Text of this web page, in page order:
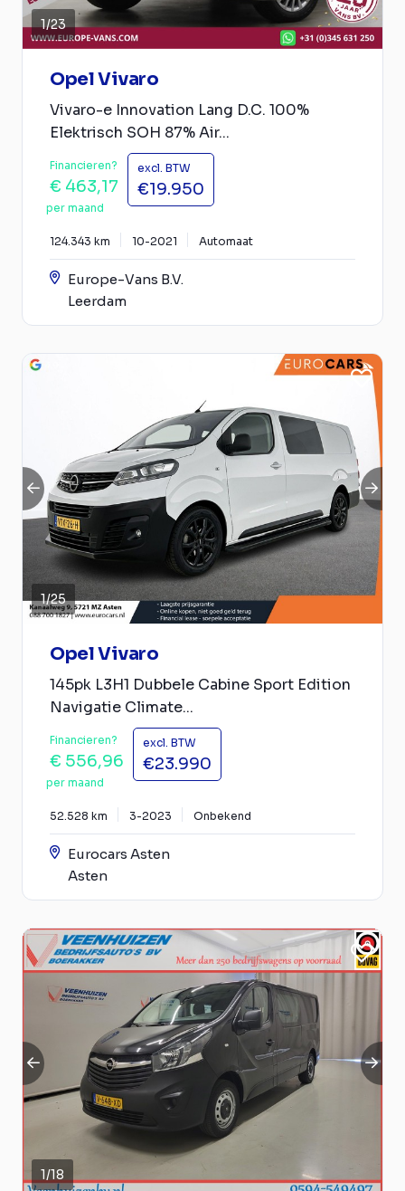
1/23
Opel Vivaro
Vivaro-e Innovation Lang D.C. 100%
Elektrisch SOH 87% Air...
Financieren?
€ 463,17
per maand
excl. BTW
€19.950
124.343 km 10-2021 Automaat
Europe-Vans B.V.
Leerdam
1/25
Opel Vivaro
145pk L3H1 Dubbele Cabine Sport Edition
Navigatie Climate...
Financieren?
€ 556,96
per maand
excl. BTW
€23.990
52.528 km 3-2023 Onbekend
Eurocars Asten
Asten
1/18